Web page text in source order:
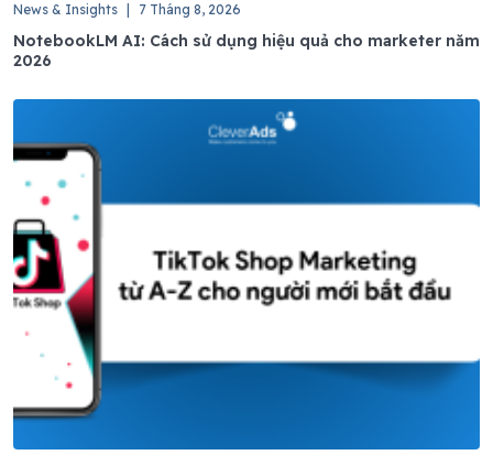
News & Insights 7 Tháng 8, 2026
NotebookLM AI: Cách sử dụng hiệu quả cho marketer năm
2026